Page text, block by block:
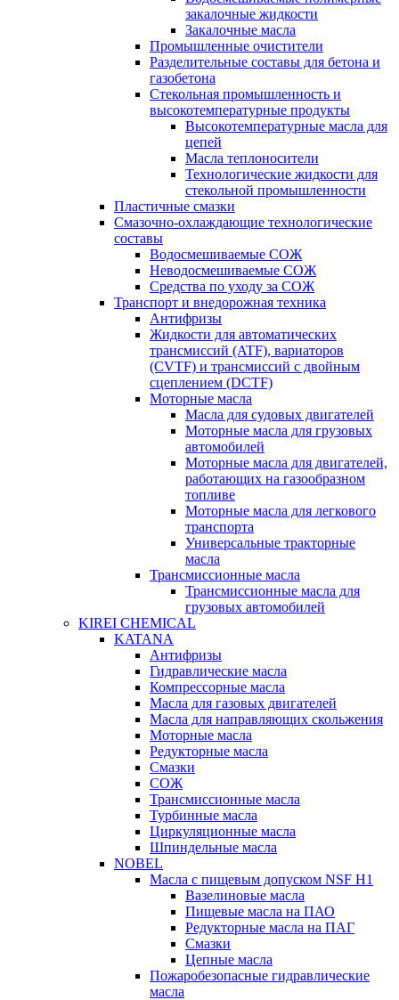
закалочные жидкости
Закалочные масла
Промышленные очистители
Разделительные составы для бетона и
газобетона
Стекольная промышленность и
высокотемпературные продукты
Высокотемпературные масла для
цепей
Масла теплоносители
Технологические жидкости для
стекольной промышленности
Пластичные смазки
Смазочно-охлаждающие технологические
составы
Водосмешиваемые СОЖ
Неводосмешиваемые СОЖ
Средства по уходу за СОЖ
Транспорт и внедорожная техника
Антифризы
Жидкости для автоматических
трансмиссий (ATF), вариаторов
(CVTF) и трансмиссий с двойным
сцеплением (DCTF)
Моторные масла
Масла для судовых двигателей
Моторные масла для грузовых
автомобилей
Моторные масла для двигателей,
работающих на газообразном
топливе
Моторные масла для легкового
транспорта
Универсальные тракторные
масла
Трансмиссионные масла
Трансмиссионные масла для
грузовых автомобилей
KIREI CHEMICAL
KATANA
Антифризы
Гидравлические масла
Компрессорные масла
Масла для газовых двигателей
Масла для направляющих скольжения
Моторные масла
Редукторные масла
Смазки
СОЖ
Трансмиссионные масла
Турбинные масла
Циркуляционные масла
Шпиндельные масла
NOBEL
Масла с пищевым допуском NSF H1
Вазелиновые масла
Пищевые масла на ПАО
Редукторные масла на ПАГ
Смазки
Цепные масла
Пожаробезопасные гидравлические
масла